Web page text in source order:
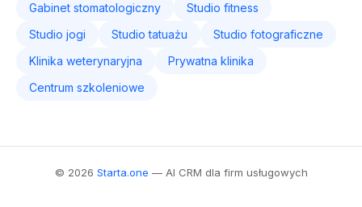
Gabinet stomatologiczny
Studio fitness
Studio jogi
Studio tatuażu
Studio fotograficzne
Klinika weterynaryjna
Prywatna klinika
Centrum szkoleniowe
© 2026 Starta.one — AI CRM dla firm usługowych